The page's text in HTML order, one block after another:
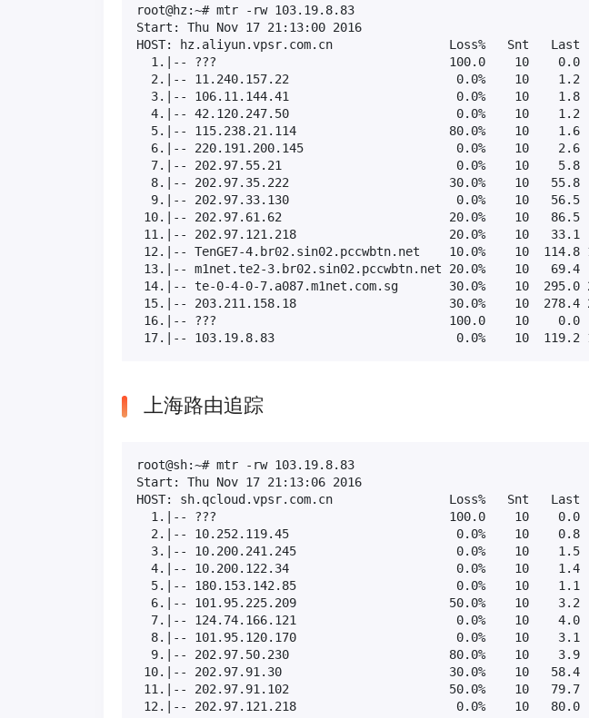
root@hz:~# mtr -rw 103.19.8.83
Start: Thu Nov 17 21:13:00 2016
HOST: hz.aliyun.vpsr.com.cn                Loss%   Snt   Last
1.|-- ???                                100.0    10    0.0
2.|-- 11.240.157.22                       0.0%    10    1.2
3.|-- 106.11.144.41                       0.0%    10    1.8
4.|-- 42.120.247.50                       0.0%    10    1.2
5.|-- 115.238.21.114                     80.0%    10    1.6
6.|-- 220.191.200.145                     0.0%    10    2.6
7.|-- 202.97.55.21                        0.0%    10    5.8
8.|-- 202.97.35.222                      30.0%    10   55.8
9.|-- 202.97.33.130                       0.0%    10   56.5
10.|-- 202.97.61.62                       20.0%    10   86.5
11.|-- 202.97.121.218                     20.0%    10   33.1
12.|-- TenGE7-4.br02.sin02.pccwbtn.net    10.0%    10  114.8
13.|-- m1net.te2-3.br02.sin02.pccwbtn.net 20.0%    10
14.|-- te-0-4-0-7.a087.m1net.com.sg       30.0%    10  295.0
15.|-- 203.211.158.18                     30.0%    10  278.4
16.|-- ???                                100.0    10    0.0
17.|-- 103.19.8.83                         0.0%    10  119.2
上海路由追踪
root@sh:~# mtr -rw 103.19.8.83
Start: Thu Nov 17 21:13:06 2016
HOST: sh.qcloud.vpsr.com.cn                Loss%   Snt   Last
1.|-- ???                                100.0    10    0.0
2.|-- 10.252.119.45                       0.0%    10    0.8
3.|-- 10.200.241.245                      0.0%    10    1.5
4.|-- 10.200.122.34                       0.0%    10    1.4
5.|-- 180.153.142.85                      0.0%    10    1.1
6.|-- 101.95.225.209                     50.0%    10    3.2
7.|-- 124.74.166.121                      0.0%    10    4.0
8.|-- 101.95.120.170                      0.0%    10    3.1
9.|-- 202.97.50.230                      80.0%    10    3.9
10.|-- 202.97.91.30                       30.0%    10   58.4
11.|-- 202.97.91.102                      50.0%    10   79.7
12.|-- 202.97.121.218                      0.0%    10   80.0